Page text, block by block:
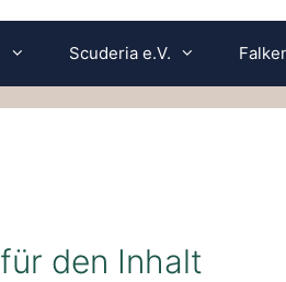
Scuderia e.V.
den Inhalt